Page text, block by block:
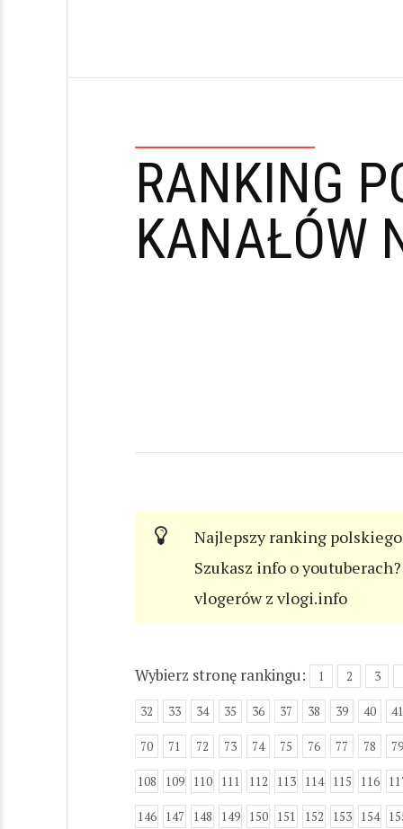
RANKING
KANAŁÓW
Najlepszy ranking
Szukasz info o
vlogerów z vlogi.info
Wybierz stronę rankingu: 1 2 3
32 33 34 35 36 37 38 39 40 41
70 71 72 73 74 75 76 77 78 79
108 109 110 111 112 113 114 115 116
146 147 148 149 150 151 152 153 154